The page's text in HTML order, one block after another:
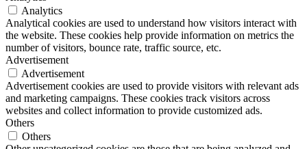
Analytics
Analytical cookies are used to understand how visitors interact with
the website. These cookies help provide information on metrics the
number of visitors, bounce rate, traffic source, etc.
Advertisement
Advertisement
Advertisement cookies are used to provide visitors with relevant ads
and marketing campaigns. These cookies track visitors across
websites and collect information to provide customized ads.
Others
Others